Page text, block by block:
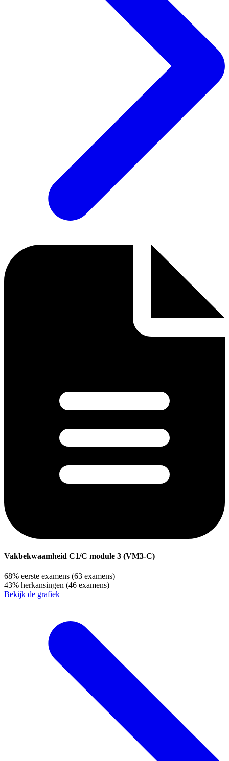
Vakbekwaamheid C1/C module 3 (VM3-C)
68% eerste examens (63 examens)
43% herkansingen (46 examens)
Bekijk de grafiek